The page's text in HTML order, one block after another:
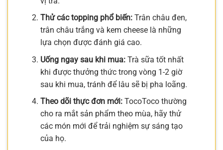
Thử các topping phổ biến:Trân châu đen,
trân châu trắng và kem cheese là những
lựa chọn được đánh giá cao.
Uống ngay sau khi mua:Trà sữa tốt nhất
khi được thưởng thức trong vòng 1-2 giờ
sau khi mua, tránh để lâu sẽ bị pha loãng.
Theo dõi thực đơn mới:TocoToco thường
cho ra mắt sản phẩm theo mùa, hãy thử
các món mới để trải nghiệm sự sáng tạo
của họ.